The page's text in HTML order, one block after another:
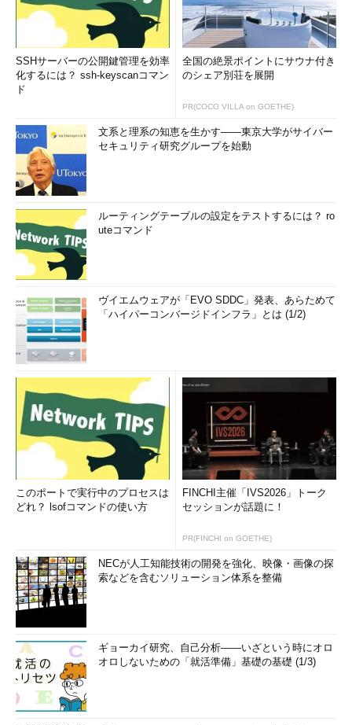
憶域プールでは、各ドライブを256Mbytesずつのブロックに分割
し、これを各論理ディスクに必要に応じて順番に割り当ててい
る。Windows 8では各ブロックのことを「スラブ（slab）
」と呼
んでいるが、スラブ単位で割り当てることにより、物理ディスク
の構成（台数）やサイズなどとは独立して論理ディスクを作成・
管理できるようにしている。
シン・プロビジョニングで巨大な仮想ディスクを実現する
企業において、ストレージにかかるコストを下げる方法として
近年「シン・プロビジョニング（thin provisioning）
クノロジの導入が進んでいる（Server & Storageフォーラム「
量の無駄をなくす画期的技術とは」参照）。これは、ディスクの
物理的な容量や構成などを仮想化して、実際に必要なだけ（使っ
ている分だけ）のストレージをその都度用意し、増強するという
技術である。例えば将来的には最大30Tbytes程度のストレージ
よい、といった状況を考える。シン・プロビジョニングでは、最
初から例えば50Tbytesの仮想的なディスクを作成しておくが、
実際に接続するのは3Tbytesのディスク2台だけで、後は必要に
応じて物理ディスクを随時追加する、というふうに運用する。仮
想サイズはずっと50Tbytesのままなので（もちろん途中で拡大
することも可能）、仮想ディスクを利用する側では何の変更も必
要ない。
これに対して従来のWindows OSのスパン・ボリュームでは、
物理ディスクを追加するたびにシステムの設定を変更したり、シ
ステムを停止したりしなければならない。
Windows 8の記憶域プールでは256Mbytesというスラブ単位で
ディスクを利用しているが、これはシン・プロビジョニングを実
単位でブロックを割り当てているが、実際には「使用中のブロッ
クにのみスラブを割り当てる」という手法が取られている。つま
り、実際に消費されるディスク領域は使用済み領域（データを書
く物理ディスクを消費していない。Windows Virtual PCやHyper-
Vなどにおける「容量可変の仮想ディスク」と同じようなものと
考えればよいだろう。これにより、例えば物理ディスクが1つし
かない場合でも、10Tbytesや20Tbytesといった巨大な論理ディ
スクを（複数）作成できる。ただし、Windows OSやNTFSなど
SSHサーバーの公開鍵管理を効率
化するには？ ssh-keyscanコマン
ド
全国の絶景ポイントにサウナ付き
のシェア別荘を展開
PR(COCO VILLA on GOETHE)
文系と理系の知恵を生かす――東京大学がサイバー
セキュリティ研究グループを始動
ルーティングテーブルの設定をテストするには？ ro
uteコマンド
ヴイエムウェアが「EVO SDDC」発表、あらためて
「ハイパーコンバージドインフラ」とは (1/2)
このポートで実行中のプロセスは
どれ？ lsofコマンドの使い方
FINCHI主催「IVS2026」トーク
セッションが話題に！
PR(FINCHI on GOETHE)
NECが人工知能技術の開発を強化、映像・画像の探
索などを含むソリューション体系を整備
ギョーカイ研究、自己分析――いざという時にオロ
オロしないための「就活準備」基礎の基礎 (1/3)